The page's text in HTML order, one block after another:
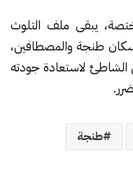
يبقى ملف التلوث
سكان طنجة والمصطافين،
الشاطئ لاستعادة جودته
طنجة